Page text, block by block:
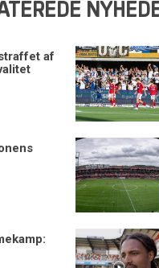
af